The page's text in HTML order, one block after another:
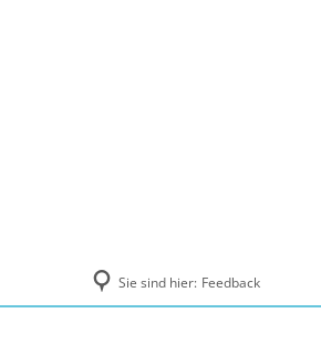
Sie sind hier: Feedback